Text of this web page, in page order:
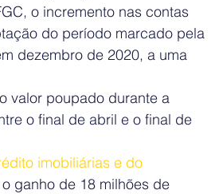
o incremento nas contas
do período marcado pela
dezembro de 2020, a uma
valor poupado durante a
o final de abril e o final de
imobiliárias e do
ganho de 18 milhões de